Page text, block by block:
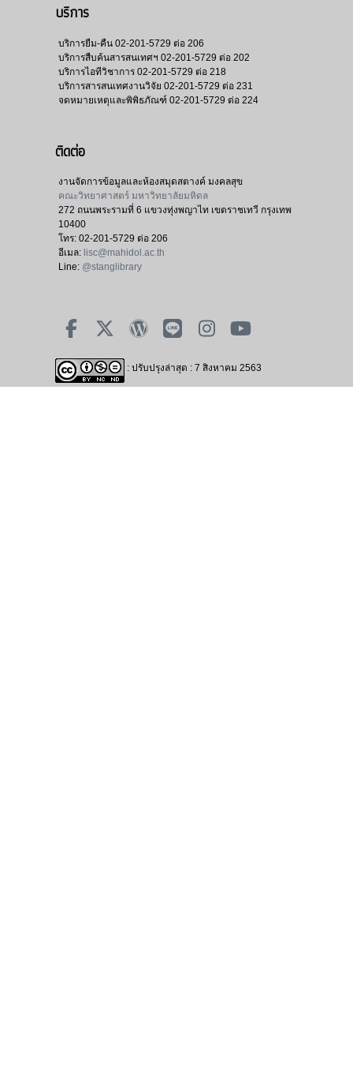
บริการ
บริการยืม-คืน 02-201-5729 ต่อ 206
บริการสืบค้นสารสนเทศฯ 02-201-5729 ต่อ 202
บริการไอทีวิชาการ 02-201-5729 ต่อ 218
บริการสารสนเทศงานวิจัย 02-201-5729 ต่อ 231
จดหมายเหตุและพิพิธภัณฑ์ 02-201-5729 ต่อ 224
ติดต่อ
งานจัดการข้อมูลและห้องสมุดสตางค์ มงคลสุข
คณะวิทยาศาสตร์ มหาวิทยาลัยมหิดล
272 ถนนพระรามที่ 6 แขวงทุ่งพญาไท เขตราชเทวี กรุงเทพ
10400
โทร: 02-201-5729 ต่อ 206
อีเมล: lisc@mahidol.ac.th
Line: @stanglibrary
: ปรับปรุงล่าสุด : 7 สิงหาคม 2563